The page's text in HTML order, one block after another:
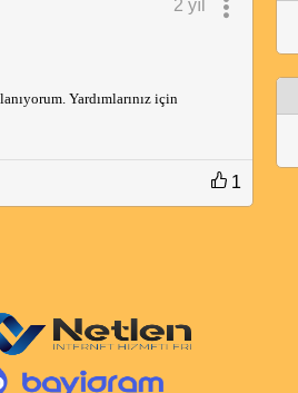
2 yıl
Yardımlarınız için
1